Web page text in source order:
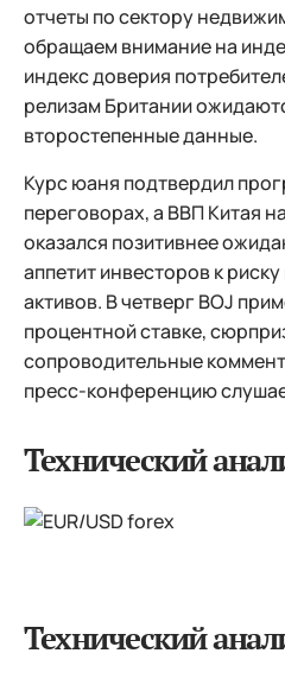
отчеты по сектору
обращаем внимание на
индекс доверия
релизам Британии
второстепенные данные.
Курс юаня подтвердил
переговорах, а ВВП Китая
оказался позитивнее
аппетит инвесторов к
активов. В четверг BOJ
процентной ставке,
сопроводительные
пресс-конференцию
Технический
Технический